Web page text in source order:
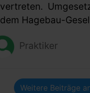
vertreten.
dem Hagebau-
Praktiker
Weitere Beiträge